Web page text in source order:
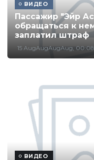
ВИДЕО
Пассажир "Эйр
обращаться к
заплатил штраф
15 AugAugAugAug,
ВИДЕО